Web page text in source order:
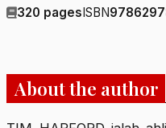
320 pagesISBN
About the author